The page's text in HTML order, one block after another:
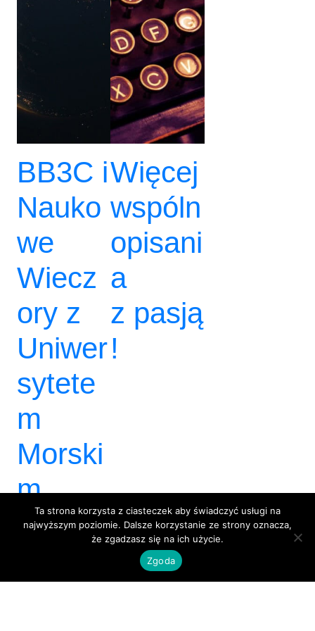
BB3C i
Nauko
we
Wiecz
ory z
Uniwer
sytete
m
Morski
m
Więcej
wspóln
opisani
a
z pasją
!
Ta strona korzysta z ciasteczek aby świadczyć usługi na
najwyższym poziomie. Dalsze korzystanie ze strony oznacza,
że zgadzasz się na ich użycie.
Zgoda